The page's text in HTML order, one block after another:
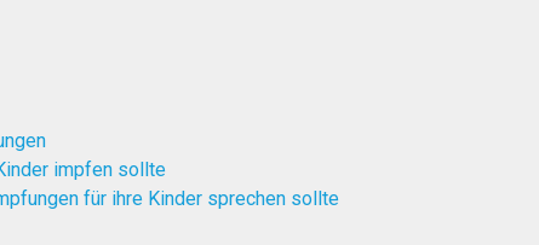
impfen sollte
für ihre Kinder sprechen sollte